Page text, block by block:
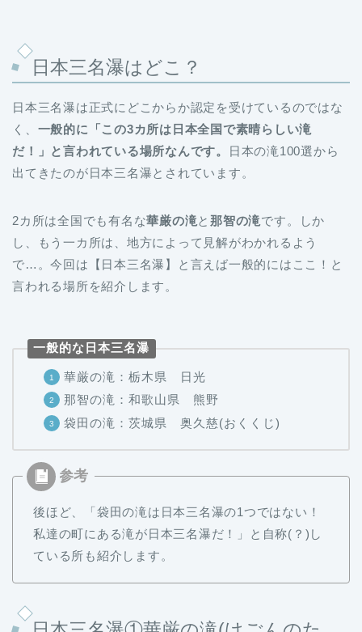
日本三名瀑はどこ？
日本三名瀑は正式にどこからか認定を受けているのではな
く、 一般的に「この3カ所は日本全国で素晴らしい滝
だ！」と言われている場所なんです。
日本の滝100選から
出てきたのが日本三名瀑とされています。
2カ所は全国でも有名な華厳の滝と那智の滝です。しか
し、もう一カ所は、地方によって見解がわかれるよう
で…。今回は【日本三名瀑】と言えば一般的にはここ！と
言われる場所を紹介します。
一般的な日本三名瀑
華厳の滝：栃木県 日光
那智の滝：和歌山県 熊野
袋田の滝：茨城県 奥久慈(おくくじ)
後ほど、「袋田の滝は日本三名瀑の1つではない！
私達の町にある滝が日本三名瀑だ！」と自称(？)し
ている所も紹介します。